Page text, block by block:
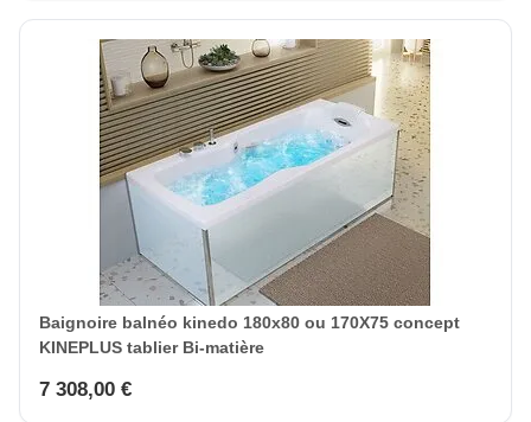
Baignoire balnéo kinedo 180x80 ou 170X75 concept
KINEPLUS tablier Bi-matière
7 308,00 €